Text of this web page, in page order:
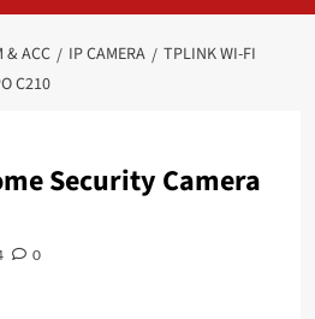
& ACC IP CAMERA
TPLINK WI-FI
C210
Security Camera
0